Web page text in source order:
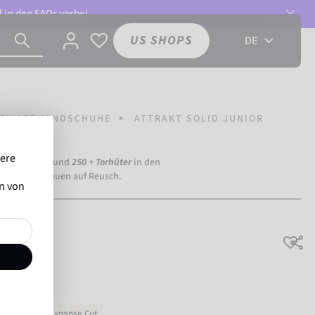
in denFAQsvorbei.
US SHOPS DE
ATTRAKT SOLID JUNIOR
Dortmund) und 250 + Torhüter in den
vertrauen auf Reusch.
von